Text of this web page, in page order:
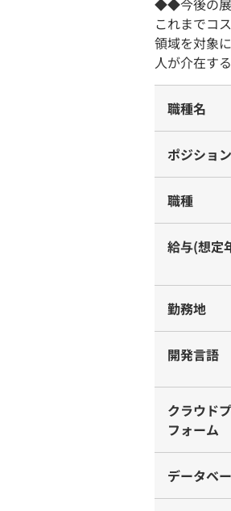
◆◆今後の
これまでコ
領域を対象
人が介在す
職種名
ポジション
職種
給与(想定
勤務地
開発言語
クラウド
フォーム
データベ